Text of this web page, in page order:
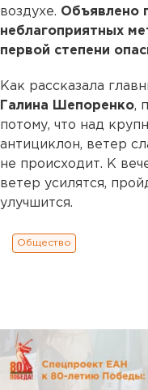
воздухе. Объявлено
неблагоприятных
первой степени
Как рассказала
Галина Шепоренко,
потому, что над
антициклон, ветер
не происходит. К
ветер усилятся,
улучшится.
Общество